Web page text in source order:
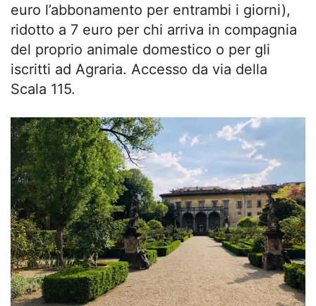
euro l’abbonamento per entrambi i giorni),
ridotto a 7 euro per chi arriva in compagnia
del proprio animale domestico o per gli
iscritti ad Agraria. Accesso da via della
Scala 115.